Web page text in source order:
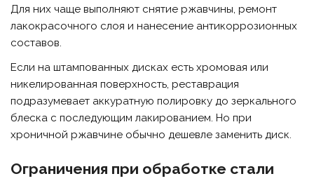
Для них чаще выполняют снятие ржавчины, ремонт
лакокрасочного слоя и нанесение антикоррозионных
составов.
Если на штампованных дисках есть хромовая или
никелированная поверхность, реставрация
подразумевает аккуратную полировку до зеркального
блеска с последующим лакированием. Но при
хроничной ржавчине обычно дешевле заменить диск.
Ограничения при обработке стали